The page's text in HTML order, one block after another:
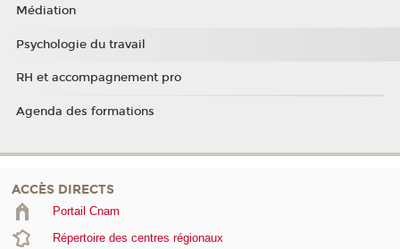
Médiation
Psychologie du travail
RH et accompagnement pro
Agenda des formations
ACCÈS DIRECTS
Portail Cnam
Répertoire des centres régionaux